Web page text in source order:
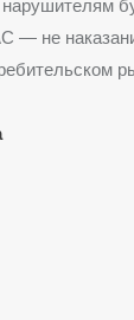
нарушителям
— не